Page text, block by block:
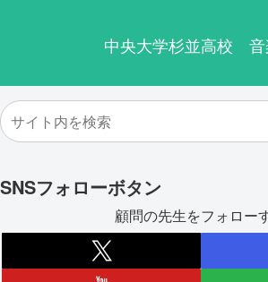
中央大学杉並高校 音
SNSフォローボタン
顧問の先生をフォロー